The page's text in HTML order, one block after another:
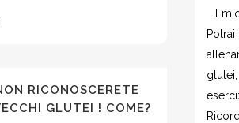
Il
RICONOSCERETE
GLUTEI ! COME?